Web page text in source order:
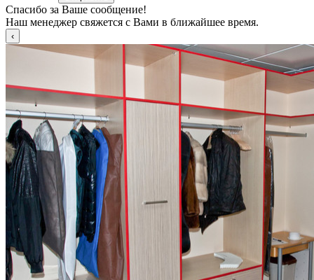
Спасибо за Ваше сообщение!
Наш менеджер свяжется с Вами в ближайшее время.